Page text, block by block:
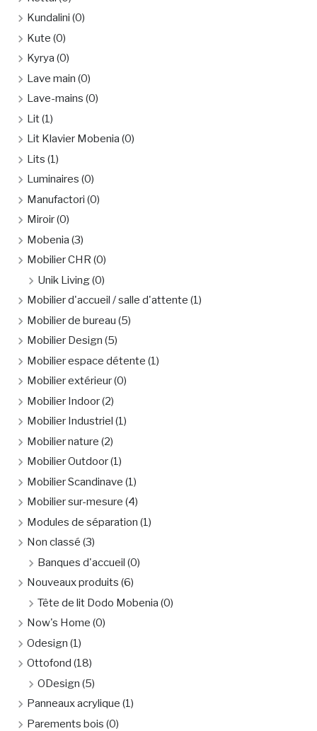
Kundalini (0)
Kute (0)
Kyrya (0)
Lave main (0)
Lave-mains (0)
Lit(1)
Lit Klavier Mobenia (0)
Lits (1)
Luminaires (0)
Manufactori (0)
Miroir(0)
Mobenia (3)
Mobilier CHR (0)
Unik Living(0)
Mobilier d'accueil / salle d'attente (1)
Mobilier de bureau (5)
Mobilier Design (5)
Mobilier espace détente (1)
Mobilier extérieur(0)
Mobilier Indoor(2)
Mobilier Industriel (1)
Mobilier nature (2)
Mobilier Outdoor(1)
Mobilier Scandinave (1)
Mobilier sur-mesure (4)
Modules de séparation (1)
Non classé (3)
Banques d'accueil (0)
Nouveaux produits (6)
Tête de lit Dodo Mobenia (0)
Now's Home (0)
Odesign (1)
Ottofond (18)
ODesign (5)
Panneaux acrylique (1)
Parements bois (0)